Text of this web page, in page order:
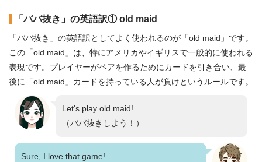
「ババ抜き」の英語訳① old maid
「ババ抜き」の英語訳としてよく使われるのが「old maid」です。
この「old maid」は、特にアメリカやイギリスで一般的に使われる
表現です。プレイヤーがペアを作るためにカードを引き合い、最
後に「old maid」カードを持っている人が負けというルールです。
Let's play old maid!
（ババ抜きしよう！）
Sure, I love that game!